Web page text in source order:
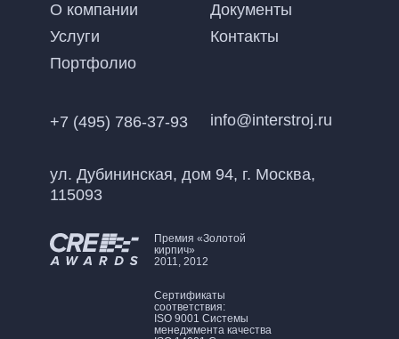
О компании
+7 (495) 786-37-93
Премия «Золотой
кирпич»
2011, 2012
Сертификаты
соответствия:
ISO 9001 Системы
менеджмента качества
info@interstroj.ru
Услуги
Портфолио
ул. Дубининская, дом 94, г. Москва,
115093
Документы
Контакты